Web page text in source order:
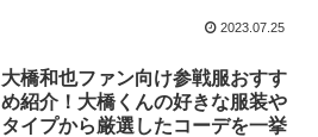
2023.07.25
大橋和也ファン向け参戦服おすす
め紹介！大橋くんの好きな服装や
タイプから厳選したコーデを一挙